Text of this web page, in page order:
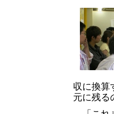
収に換算
元に残る